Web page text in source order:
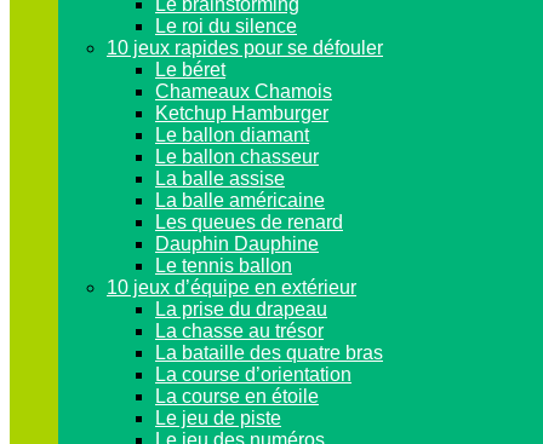
Le roi du silence
10 jeux rapides pour se défouler
Le béret
Chameaux Chamois
Ketchup Hamburger
Le ballon diamant
Le ballon chasseur
La balle assise
La balle américaine
Les queues de renard
Dauphin Dauphine
Le tennis ballon
10 jeux d’équipe en extérieur
La prise du drapeau
La chasse au trésor
La bataille des quatre bras
La course d’orientation
La course en étoile
Le jeu de piste
Le jeu des numéros